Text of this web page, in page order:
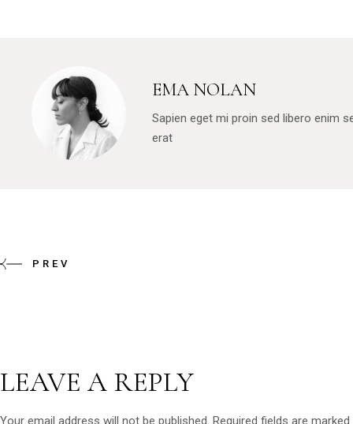
EMA NOLAN
Sapien eget mi proin sed libero enim
erat
PREV
LEAVE A REPLY
Your email address will not be published. Required fields are marked